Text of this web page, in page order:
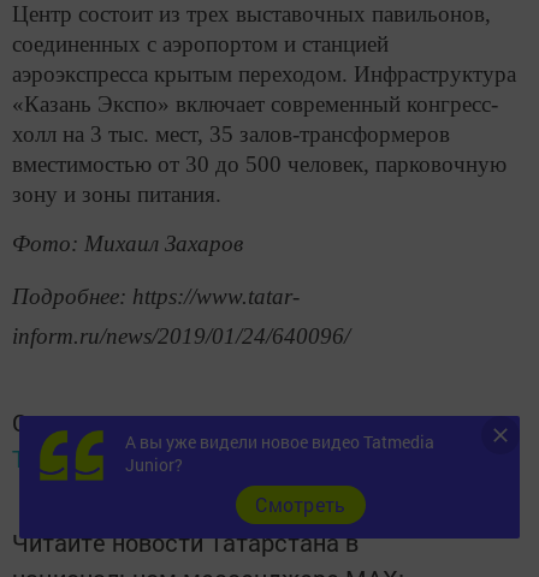
Центр состоит из трех выставочных павильонов,
соединенных с аэропортом и станцией
аэроэкспресса крытым переходом. Инфраструктура
«Казань Экспо» включает современный конгресс-
холл на 3 тыс. мест, 35 залов-трансформеров
вместимостью от 30 до 500 человек, парковочную
зону и зоны питания.
Фото: Михаил Захаров
Подробнее: https://www.tatar-
inform.ru/news/2019/01/24/640096/
Следите за самым важным и интересным в
Telegram-канале Татмедиа
Читайте новости Татарстана в
А вы уже видели новое видео Tatmedia
Junior?
Cмотреть